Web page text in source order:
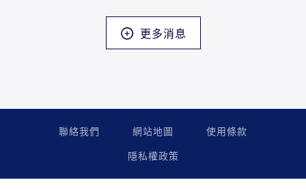
更多消息
聯絡我們 網站地圖
使用條款
隱私權政策